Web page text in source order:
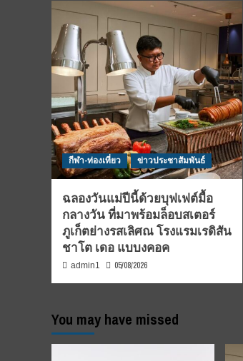
กีฬา-ท่องเที่ยว ข่าวประชาสัมพันธ์
ฉลองวันแม่ปีนี้ด้วยบุฟเฟต์มื้อ
กลางวัน ที่มาพร้อมล็อบสเตอร์
ภูเก็ตย่างรสเลิศณ โรงแรมเรดิสัน
ชาโต เดอ แบบงคอค
admin1 05/08/2026
You may have missed